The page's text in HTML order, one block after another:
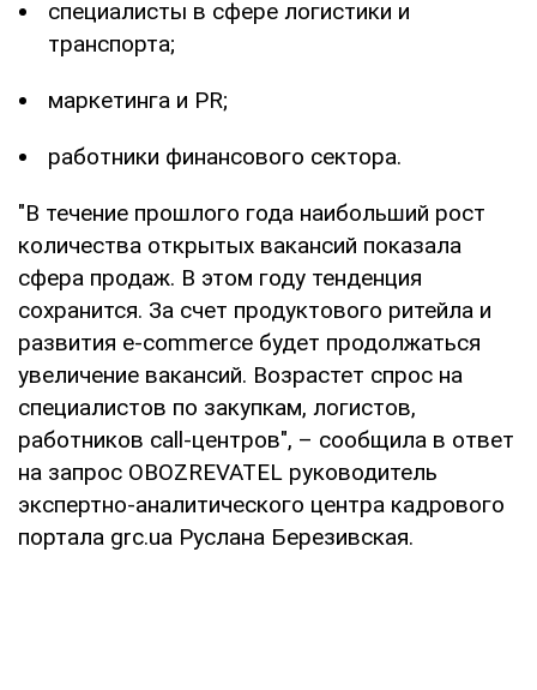
специалисты в сфере логистики и
транспорта;
маркетинга и PR;
работники финансового сектора.
"В течение прошлого года наибольший рост
количества открытых вакансий показала
сфера продаж. В этом году тенденция
сохранится. За счет продуктового ритейла и
развития e-commerce будет продолжаться
увеличение вакансий. Возрастет спрос на
специалистов по закупкам, логистов,
работников call-центров", – сообщила в ответ
на запрос OBOZREVATEL руководитель
экспертно-аналитического центра кадрового
портала grc.ua Руслана Березивская.